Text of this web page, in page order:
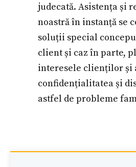
judecată. Asistența și
noastră în instanță se
soluții special
client și caz în parte,
interesele clienților și
confidențialitatea și
astfel de probleme